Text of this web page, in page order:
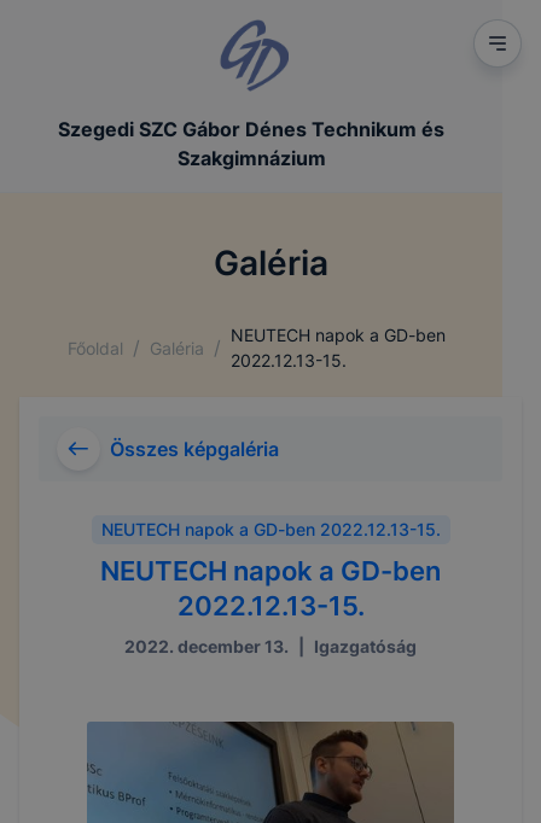
Szegedi SZC Gábor Dénes Technikum és
Szakgimnázium
Galéria
Főoldal / Galéria /
NEUTECH napok a GD-ben
2022.12.13-15.
Összes képgaléria
NEUTECH napok a GD-ben 2022.12.13-15.
NEUTECH napok a GD-ben
2022.12.13-15.
2022. december 13. Igazgatóság